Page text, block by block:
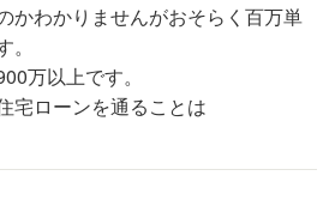
かわかりませんがおそらく百万単
万以上です。
宅ローンを通ることは